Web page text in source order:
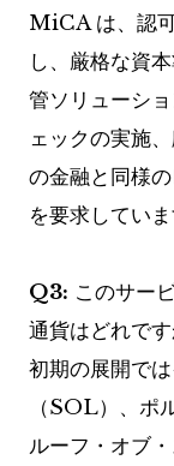
MiCA は、認
し、厳格な資
管ソリューシ
ェックの実施
の金融と同様
を要求していま
Q3: このサー
通貨はどれです
初期の展開で
（SOL）、ポ
ルーフ・オブ